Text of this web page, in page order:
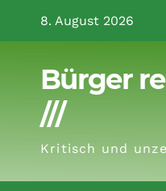
8. August 2026
Bürger
///
Kritisch und